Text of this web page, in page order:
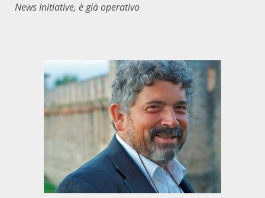
News Initiative, è già operativo